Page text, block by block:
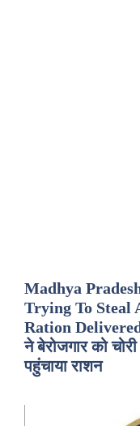
Madhya
Trying To Steal
Ration
ने बेरोजगार को
पहुंचाया राशन